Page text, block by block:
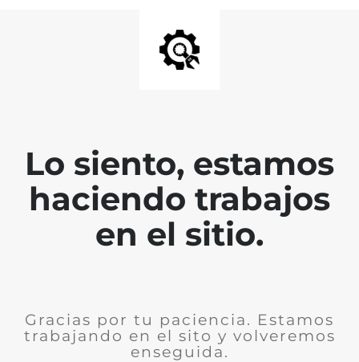
Lo siento, estamos
haciendo trabajos
en el sitio.
Gracias por tu paciencia. Estamos
trabajando en el sito y volveremos
enseguida.